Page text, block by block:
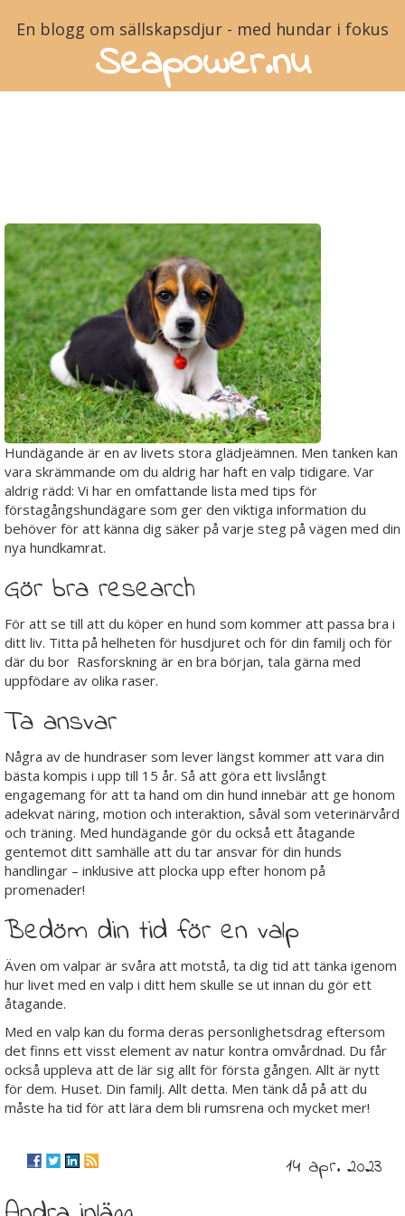
En blogg om sällskapsdjur - med hundar i fokus
Seapower.nu
Hundägande är en av livets stora glädjeämnen. Men tanken kan
vara skrämmande om du aldrig har haft en valp tidigare. Var
aldrig rädd: Vi har en omfattande lista med tips för
förstagångshundägare som ger den viktiga information du
behöver för att känna dig säker på varje steg på vägen med din
nya hundkamrat.
Gör bra research
För att se till att du köper en hund som kommer att passa bra i
ditt liv. Titta på helheten för husdjuret och för din familj och för
där du bor Rasforskning är en bra början, tala gärna med
uppfödare av olika raser.
Ta ansvar
Några av de hundraser som lever längst kommer att vara din
bästa kompis i upp till 15 år. Så att göra ett livslångt
engagemang för att ta hand om din hund innebär att ge honom
adekvat näring, motion och interaktion, såväl som veterinärvård
och träning. Med hundägande gör du också ett åtagande
gentemot ditt samhälle att du tar ansvar för din hunds
handlingar – inklusive att plocka upp efter honom på
promenader!
Bedöm din tid för en valp
Även om valpar är svåra att motstå, ta dig tid att tänka igenom
hur livet med en valp i ditt hem skulle se ut innan du gör ett
åtagande.
Med en valp kan du forma deras personlighetsdrag eftersom
det finns ett visst element av natur kontra omvårdnad. Du får
också uppleva att de lär sig allt för första gången. Allt är nytt
för dem. Huset. Din familj. Allt detta. Men tänk då på att du
måste ha tid för att lära dem bli rumsrena och mycket mer!
14 apr. 2023